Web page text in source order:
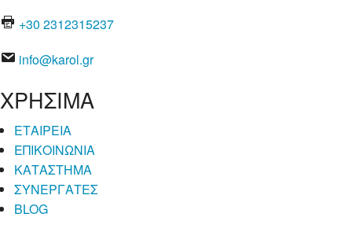
+30 2312315237
info@karol.gr
ΧΡΗΣΙΜΑ
ΕΤΑΙΡΕΙΑ
ΕΠΙΚΟΙΝΩΝΙΑ
ΚΑΤΑΣΤΗΜΑ
ΣΥΝΕΡΓΑΤΕΣ
BLOG